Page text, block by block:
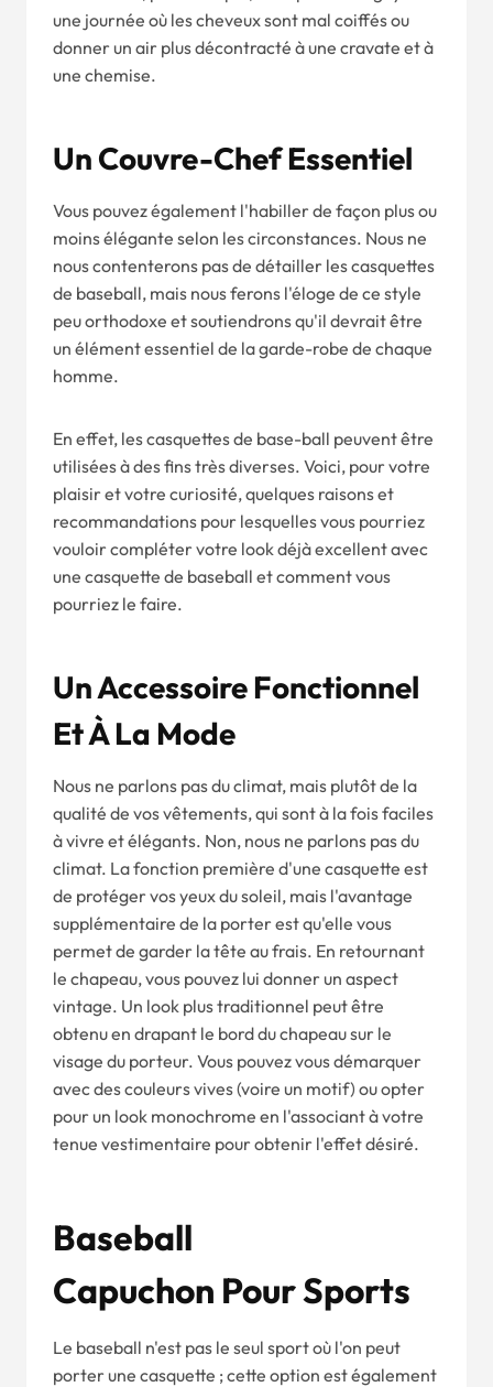
une journée où les cheveux sont mal coiffés ou
donner un air plus décontracté à une cravate et à
une chemise.
Un Couvre-Chef Essentiel
Vous pouvez également l'habiller de façon plus ou
moins élégante selon les circonstances. Nous ne
nous contenterons pas de détailler les casquettes
de baseball, mais nous ferons l'éloge de ce style
peu orthodoxe et soutiendrons qu'il devrait être
un élément essentiel de la garde-robe de chaque
homme.
En effet, les casquettes de base-ball peuvent être
utilisées à des fins très diverses. Voici, pour votre
plaisir et votre curiosité, quelques raisons et
recommandations pour lesquelles vous pourriez
vouloir compléter votre look déjà excellent avec
une casquette de baseball et comment vous
pourriez le faire.
Un Accessoire Fonctionnel
Et À La Mode
Nous ne parlons pas du climat, mais plutôt de la
qualité de vos vêtements, qui sont à la fois faciles
à vivre et élégants. Non, nous ne parlons pas du
climat. La fonction première d'une casquette est
de protéger vos yeux du soleil, mais l'avantage
supplémentaire de la porter est qu'elle vous
permet de garder la tête au frais. En retournant
le chapeau, vous pouvez lui donner un aspect
vintage. Un look plus traditionnel peut être
obtenu en drapant le bord du chapeau sur le
visage du porteur. Vous pouvez vous démarquer
avec des couleurs vives (voire un motif) ou opter
pour un look monochrome en l'associant à votre
tenue vestimentaire pour obtenir l'effet désiré.
BasEbaLl
Capuchon PourSpoRts
Le baseball n'est pas le seul sport où l'on peut
porter une casquette ; cette option est également